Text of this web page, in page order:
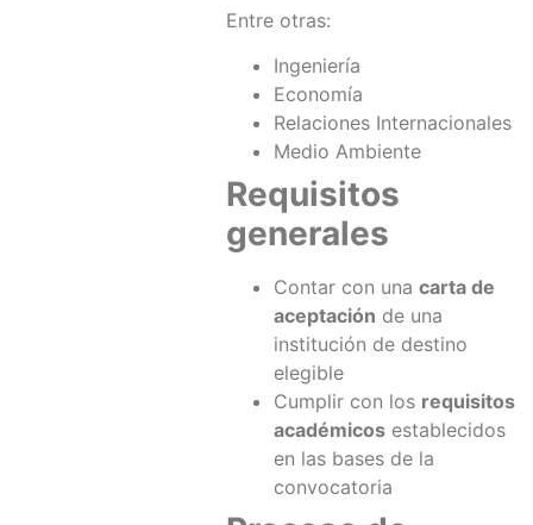
Entre otras:
Ingeniería
Economía
Relaciones Internacionales
Medio Ambiente
Requisitos
generales
Contar con una carta de
aceptación de una
institución de destino
elegible
Cumplir con los requisitos
académicos establecidos
en las bases de la
convocatoria